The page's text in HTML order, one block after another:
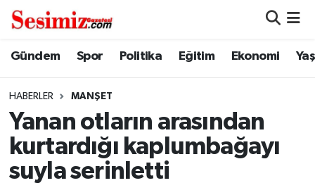
Gündem Spor Politika Eğitim Ekonomi
HABERLER MANŞET
Yanan otların arasından
kurtardığı kaplumbağayı
suyla serinletti
Dünya
Ekonomi
Genel
Nöbetçi Eczaneler
Namaz Vakitleri
Trafik Durumu